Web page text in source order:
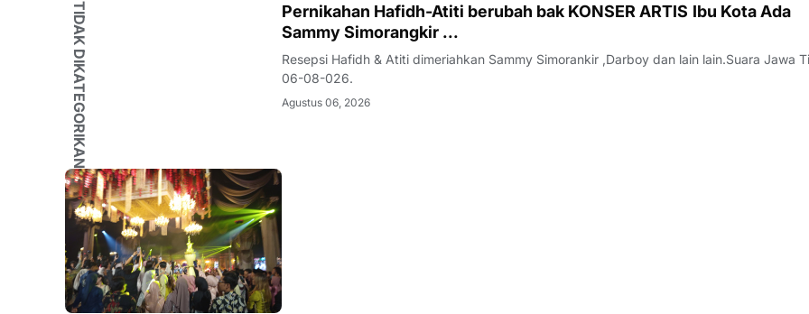
TIDAK DIKATEGORIKAN
Pernikahan Hafidh-Atiti berubah bak KONSER ARTIS Ibu Kota Ada
Sammy Simorangkir ...
Resepsi Hafidh & Atiti dimeriahkan Sammy Simorankir ,Darboy dan lain lain.Suara Jawa
06-08-026.
Agustus 06, 2026